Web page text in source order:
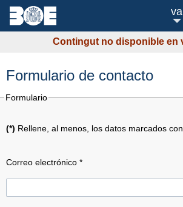
va
Contingut no disponible en
Formulario de contacto
Formulario
(*) Rellene, al menos, los datos marcados
Correo electrónico *